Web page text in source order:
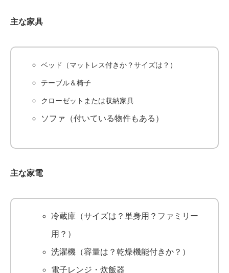
主な家具
ベッド（マットレス付きか？サイズは？）
テーブル＆椅子
クローゼットまたは収納家具
ソファ（付いている物件もある）
主な家電
冷蔵庫（サイズは？単身用？ファミリー
用？）
洗濯機（容量は？乾燥機能付きか？）
電子レンジ・炊飯器